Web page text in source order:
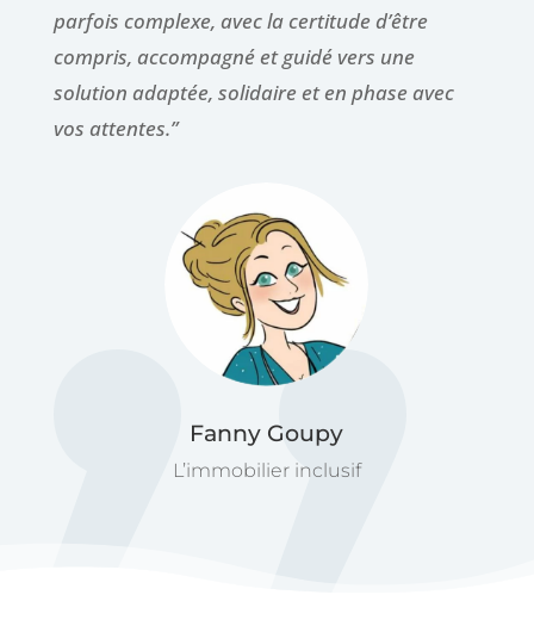
parfois complexe, avec la certitude d’être
compris, accompagné et guidé vers une
solution adaptée, solidaire et en phase avec
vos attentes.”
Fanny Goupy
L’immobilier inclusif